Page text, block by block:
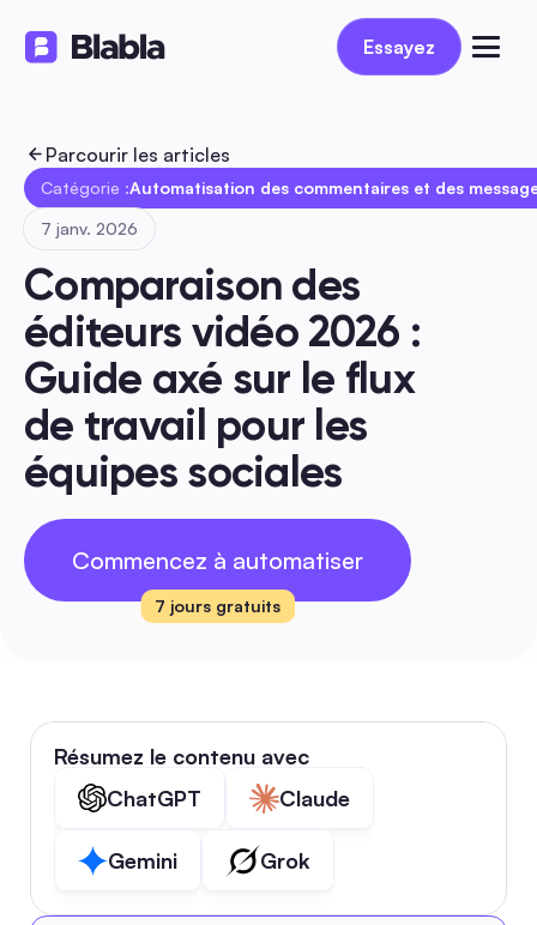
Essayez
Essayez
Parcourir les articles
Catégorie :Automatisation des commentaires et des
7 janv. 2026
Comparaison des
éditeurs vidéo 2026 :
Guide axé sur le flux
de travail pour les
équipes sociales
Commencez à automatiser
7 jours gratuits
Résumez le contenu avec
ChatGPT
Claude
Gemini Grok